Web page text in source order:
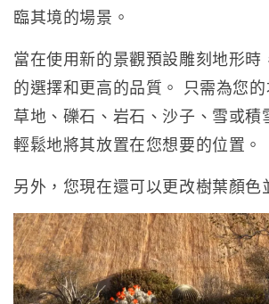
臨其境的場景。
當在使用新的景觀預設雕刻地形時
的選擇和更高的品質。 只需為您
草地、礫石、岩石、沙子、雪或積
輕鬆地將其放置在您想要的位置。
另外，您現在還可以更改樹葉顏色